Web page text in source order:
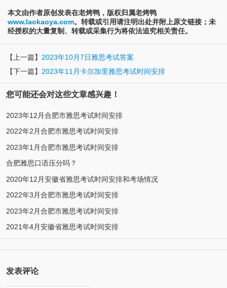
本文由作者原创发表在老烤鸭，版权归属老烤鸭
www.laokaoya.com。转载或引用请注明出处并附上原文链接；未
经授权的大量复制、转载或采集行为将依法追究相关责任。
【上一篇】 2023年10月7日雅思考试答案
【下一篇】 2023年11月卡尔加里雅思考试时间安排
您可能还会对这些文章感兴趣！
2023年12月合肥市雅思考试时间安排
2022年2月合肥市雅思考试时间安排
2023年1月合肥市雅思考试时间安排
合肥雅思口语压分吗？
2020年12月安徽省雅思考试时间安排和考场情况
2022年3月合肥市雅思考试时间安排
2023年2月合肥市雅思考试时间安排
2021年4月安徽省雅思考试时间安排
发表评论